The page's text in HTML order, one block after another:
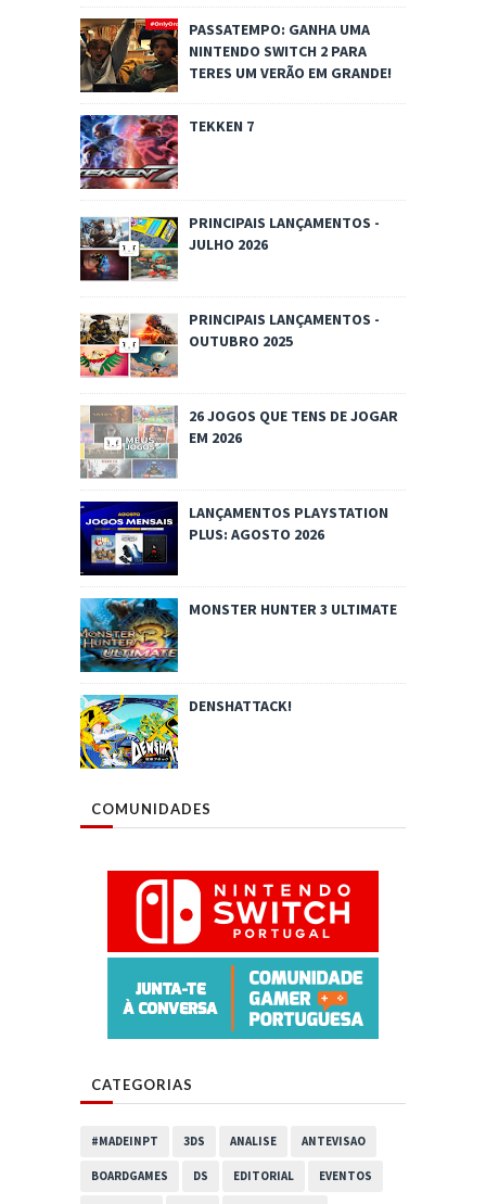
PASSATEMPO: GANHA UMA
NINTENDO SWITCH 2 PARA
TERES UM VERÃO EM GRANDE!
TEKKEN 7
PRINCIPAIS LANÇAMENTOS -
JULHO 2026
PRINCIPAIS LANÇAMENTOS -
OUTUBRO 2025
26 JOGOS QUE TENS DE JOGAR
EM 2026
LANÇAMENTOS PLAYSTATION
PLUS: AGOSTO 2026
MONSTER HUNTER 3 ULTIMATE
DENSHATTACK!
COMUNIDADES
CATEGORIAS
#MADEINPT 3DS ANALISE ANTEVISAO
BOARDGAMES DS EDITORIAL EVENTOS